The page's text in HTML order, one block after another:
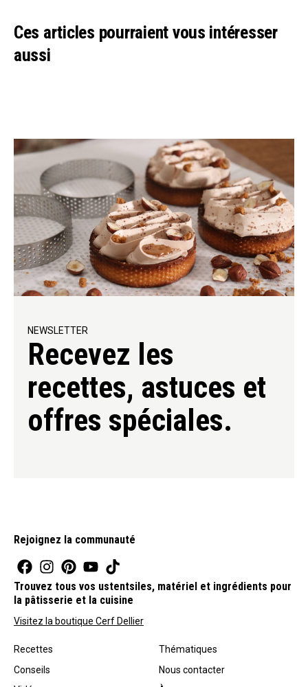
Ces articles pourraient vous intéresser
aussi
NEWSLETTER
Recevez les
recettes, astuces et
offres spéciales.
Rejoignez la communauté
Trouvez tous vos ustentsiles, matériel et ingrédients pour
la pâtisserie et la cuisine
Visitez la boutique Cerf Dellier
Recettes
Conseils
Thématiques
Nous contacter